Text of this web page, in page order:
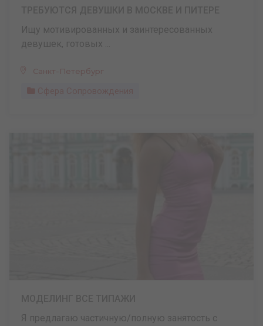
Ищу мотивированных и заинтересованных
девушек, готовых ...
Санкт-Петербург
Сфера Сопровождения
Я предлагаю частичную/полную занятость с